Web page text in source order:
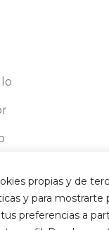
propias y de
y para mostrarte
preferencias a